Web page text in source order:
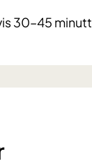
30–45